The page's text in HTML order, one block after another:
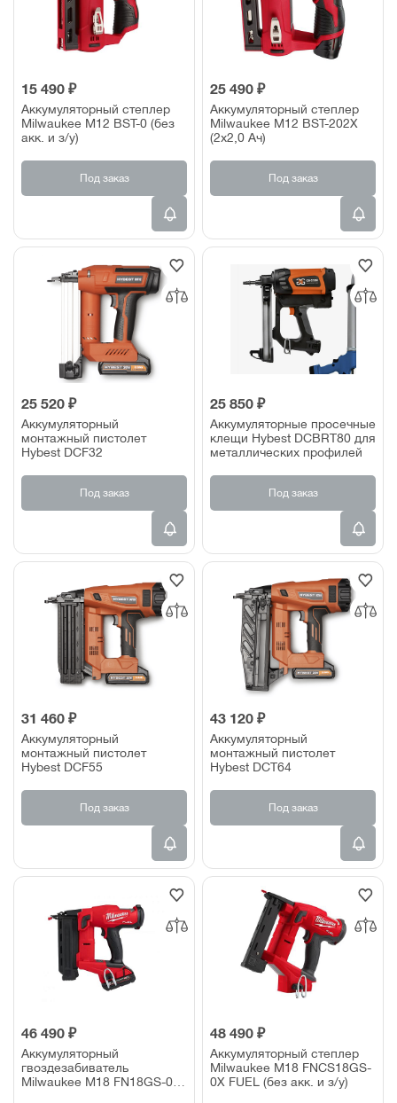
15 490 ₽
Аккумуляторный степлер
Milwaukee M12 BST-0 (без
акк. и з/у)
Под заказ
25 490 ₽
Аккумуляторный степлер
Milwaukee M12 BST-202X
(2х2,0 Ач)
Под заказ
25 520 ₽
Аккумуляторный
монтажный пистолет
Hybest DCF32
Под заказ
25 850 ₽
Аккумуляторные просечные
клещи Hybest DCBRT80 для
металлических профилей
Под заказ
31 460 ₽
Аккумуляторный
монтажный пистолет
Hybest DCF55
Под заказ
43 120 ₽
Аккумуляторный
монтажный пистолет
Hybest DCT64
Под заказ
46 490 ₽
Аккумуляторный
гвоздезабиватель
Milwaukee M18 FN18GS-0X
48 490 ₽
Аккумуляторный степлер
Milwaukee M18 FNCS18GS-
0X FUEL (без акк. и з/у)